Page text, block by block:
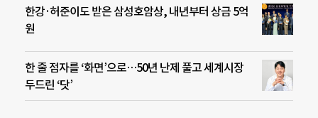
한강·허준이도 받은 삼성호암상, 내년부터 상금 5억
원
한 줄 점자를 ‘화면’으로…50년 난제 풀고 세계시장
두드린 ‘닷’